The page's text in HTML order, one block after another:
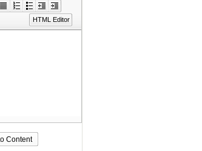
HTML Editor
Content